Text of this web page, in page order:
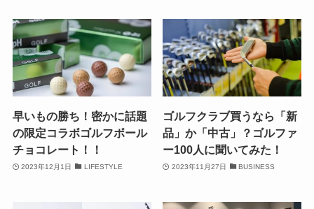
早いもの勝ち！密かに話題
の限定コラボゴルフボール
チョコレート！！
2023年12月1日 LIFESTYLE
ゴルフクラブ買うなら「新
品」か「中古」？ゴルファ
ー100人に聞いてみた！
2023年11月27日 BUSINESS